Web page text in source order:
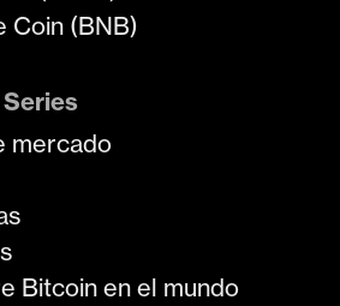
Coin (BNB)
mercado
Bitcoin en el mundo